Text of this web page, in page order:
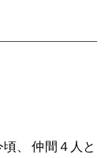
、 仲間４人と